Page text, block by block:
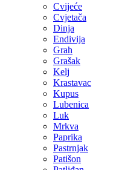
Cvijeće
Cvjetača
Dinja
Endivija
Grah
Grašak
Kelj
Krastavac
Kupus
Lubenica
Luk
Mrkva
Paprika
Pastrnjak
Patišon